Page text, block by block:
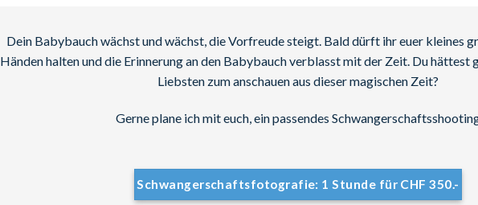
Dein Babybauch wächst und wächst, die Vorfreude steigt. Bald dürft ihr euer kleines
Händen halten und die Erinnerung an den Babybauch verblasst mit der Zeit. Du hättest
Liebsten zum anschauen aus dieser magischen Zeit?
Gerne plane ich mit euch, ein passendes
Schwangerschaftsfotografie: 1 Stunde für CHF 350.-